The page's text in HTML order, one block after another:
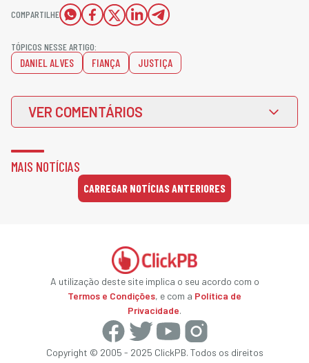
COMPARTILHE
TÓPICOS NESSE ARTIGO:
DANIEL ALVES FIANÇA JUSTIÇA
VER COMENTÁRIOS
MAIS NOTÍCIAS
CARREGAR NOTÍCIAS ANTERIORES
A utilização deste site implica o seu acordo com o
Termos e Condições, e com a Política de
Privacidade.
Copyright © 2005 - 2025 ClickPB. Todos os direitos